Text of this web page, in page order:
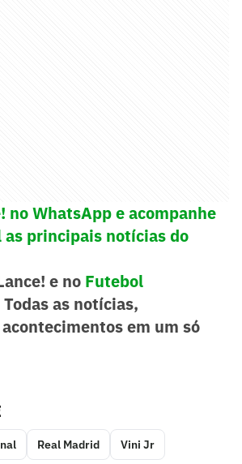
no WhatsApp e acompanhe
as principais notícias do
e no Futebol
Todas as notícias,
em um só
Real Madrid Vini Jr